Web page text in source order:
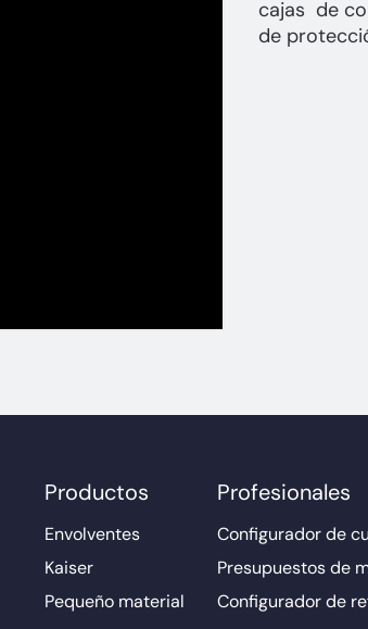
cajas de
de
Productos
Envolventes
Kaiser
Pequeño material
Profesionales
Configurador de
Presupuestos de
Configurador de